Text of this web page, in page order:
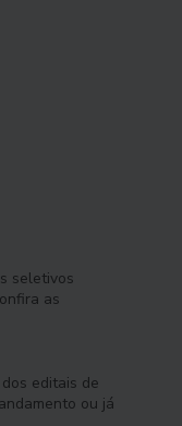
seletivos
as
editais de
ou já